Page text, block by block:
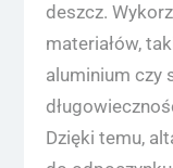
deszcz.
materiałów,
aluminium czy
Dzięki temu,